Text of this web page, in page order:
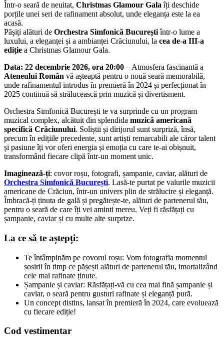
Într-o seară de neuitat, Christmas Glamour Gala îți deschide
porțile unei seri de rafinament absolut, unde eleganța este la ea
acasă.
Pășiți alături de Orchestra Simfonică Bucureștiîntr-o lume a
luxului, a eleganței și a ambianței Crăciunului, la cea de-a III-a
ediție a Christmas Glamour Gala.
Data: 22 decembrie 2026, ora 20:00 – Atmosfera fascinantă a
Ateneului Român vă așteaptă pentru o nouă seară memorabilă,
unde rafinamentul introdus în premieră în 2024 și perfecționat în
2025 continuă să strălucească prin muzică și divertisment.
Orchestra Simfonică București te va surprinde cu un program
muzical complex, alcătuit din splendida muzică americană
specifică Crăciunului. Soliștii și dirijorul sunt surpriză, însă,
precum în edițiile precedente, sunt artiști remarcabili ale căror talent
și pasiune îți vor oferi energia și emoția cu care te-ai obișnuit,
transformând fiecare clipă într-un moment unic.
Imaginează-ți: covor roșu, fotografi, șampanie, caviar, alături de
Orchestra Simfonică București. Lasă-te purtat pe valurile muzicii
americane de Crăciun, într-un univers plin de strălucire și eleganță.
Îmbracă-ți ținuta de gală și pregătește-te, alături de partenerul tău,
pentru o seară de care îți vei aminti mereu. Veți fi răsfățați cu
șampanie, caviar și cu multe alte surprize.
La ce să te aștepți:
Te întâmpinăm pe covorul roșu: Vom fotografia momentul
sosirii în timp ce pășești alături de partenerul tău, imortalizând
cele mai rafinate ținute.
Șampanie și caviar: Răsfățați-vă cu cea mai fină șampanie și
caviar, o seară pentru gusturi rafinate și eleganță pură.
Un concept distins, lansat în premieră în 2024, care evoluează
cu fiecare ediție!
Cod vestimentar